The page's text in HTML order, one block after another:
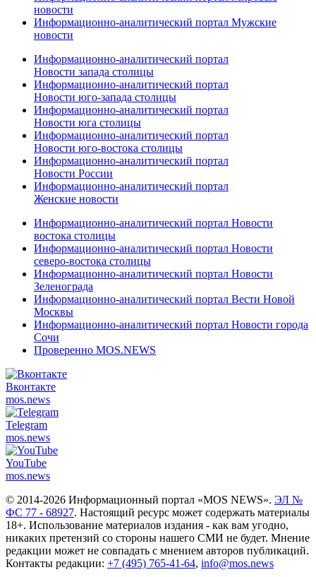
новости
Информационно-аналитический портал Мужские
новости
Информационно-аналитический портал
Новости запада столицы
Информационно-аналитический портал
Новости юго-запада столицы
Информационно-аналитический портал
Новости юга столицы
Информационно-аналитический портал
Новости юго-востока столицы
Информационно-аналитический портал
Новости России
Информационно-аналитический портал
Женские новости
Информационно-аналитический портал Новости
востока столицы
Информационно-аналитический портал Новости
северо-востока столицы
Информационно-аналитический портал Новости
Зеленограда
Информационно-аналитический портал Вести Новой
Москвы
Информационно-аналитический портал Новости города
Сочи
Проверенно MOS.NEWS
Вконтакте
mos.news
Telegram
mos.news
YouTube
mos.news
© 2014-2026 Информационный портал «MOS NEWS». ЭЛ №
ФС 77 - 68927. Настоящий ресурс может содержать материалы
18+. Использование материалов издания - как вам угодно,
никаких претензий со стороны нашего СМИ не будет. Мнение
редакции может не совпадать с мнением авторов публикаций.
Контакты редакции: +7 (495) 765-41-64, info@mos.news